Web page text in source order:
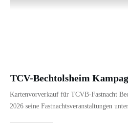
TCV-Bechtolsheim
Kartenvorverkauf für TCVB-Fastnacht
2026 seine Fastnachtsveranstaltungen